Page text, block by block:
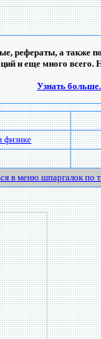
рефераты, а также
и еще много всего.
Узнать
физике
в меню шпаргалок по